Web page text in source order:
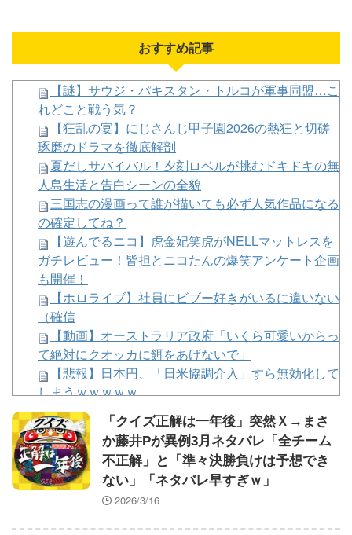
【謎】秋元康（68）が20000曲の作詞ができた理由
【にじ甲2026】今年は一塁三塁の守備固い高校多
いよな
Powered by livedoor 相互RSS
おすすめ記事
【謎】サウジ・パキスタン・トルコが軍事同盟…こ
れどこと戦う気？
【狂乱の宴】にじさんじ甲子園2026の熱狂と切磋
琢磨のドラマを徹底解剖
夏だしサバイバル！夕刻ロベルが挑むドキドキの無
人島生活と告白シーンの全貌
三国志の漫画って誰が描いても必ず人気作品になる
の確定してね？
【遊んでるニコ】虎金妃笑虎がNELLマットレスを
ガチレビュー！皆担とニコたんの爆笑アンケート企画
も開催！
【ホロライブ】社員にビブー好きがいるに違いない
（確信
【動画】オーストラリア政府「いくら可愛いからっ
て絶対にクオッカに餌をあげないで」
【悲報】日本円、「日米協調介入」すら無効化して
しまうｗｗｗｗｗ
【悲報】ラーメン屋ワイ、親切で器を重ねただけな
のにクソ店主にキレられる ←…礼儀正しいワイが悪
いか？
宮下朝陽（De）.250 5 18 OPS.689
【画像】この漫画の作者ってちょっとめんどくさそ
【悲報】台風15号、ダルビッシュのスライダーみ
「クイズ正解は一年後」突然Ｘ→まさ
か藤井Pが異例3月ネタバレ「全チーム
不正解」と「準々決勝負けは予想でき
ない」「ネタバレ早すぎｗ」
2026/3/16